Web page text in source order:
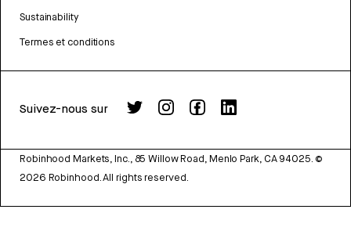
Sustainability
Termes et conditions
Suivez-nous sur
Robinhood Markets, Inc., 85 Willow Road, Menlo Park, CA 94025. ©
2026 Robinhood. All rights reserved.